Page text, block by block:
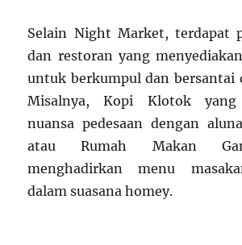
Selain Night Market, terdapat
dan restoran yang
untuk berkumpul dan bersantai
Misalnya, Kopi Klotok yang
nuansa pedesaan dengan
atau Rumah Makan
menghadirkan menu
dalam suasana homey.